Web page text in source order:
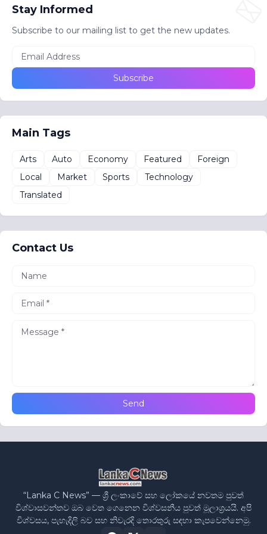
Stay Informed
Subscribe to our mailing list to get the new updates.
Main Tags
Arts Auto Economy Featured
Foreign
Local
Market Sports
Technology
Translated
Contact Us
“Lanka C News” — ශ්‍රී ලංකාවේ සහ ලෝකයේ නවතම පුවත්
විශ්වාසවන්තව ඔබ වෙත ගෙනෙන විශ්වසනීය පුවත් මූලාශ්‍රයයි. අපි
විශ්වසය, පැහැදිලි බව සහ නිවැරදි තොරතුරු සඳහා කැපවෙන්නෙමු.